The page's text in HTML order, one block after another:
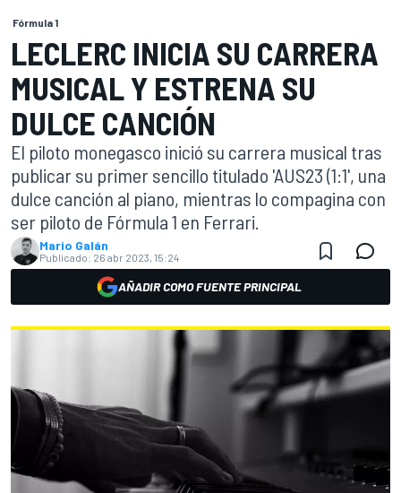
Fórmula 1
LECLERC INICIA SU CARRERA
MUSICAL Y ESTRENA SU
DULCE CANCIÓN
El piloto monegasco inició su carrera musical tras
publicar su primer sencillo titulado 'AUS23 (1:1', una
dulce canción al piano, mientras lo compagina con
ser piloto de Fórmula 1 en Ferrari.
Mario Galán
Publicado: 26 abr 2023, 15:24
AÑADIR COMO FUENTE PRINCIPAL